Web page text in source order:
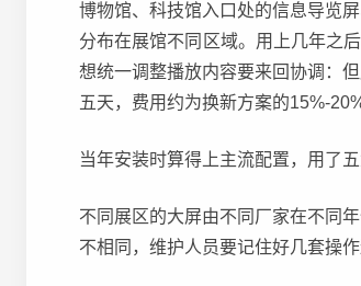
博物馆、科技馆入口处的信息导览
分布在展馆不同区域。用上几年之
想统一调整播放内容要来回协调：
五天，费用约为换新方案的15%-
当年安装时算得上主流配置，用了
不同展区的大屏由不同厂家在不同
不相同，维护人员要记住好几套操